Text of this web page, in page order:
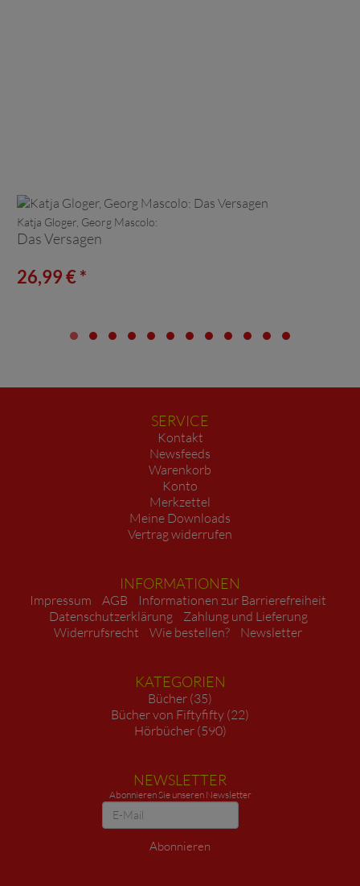
Katja Gloger, Georg Mascolo:
Das Versagen
26,99 € *
SERVICE
Kontakt
Newsfeeds
Warenkorb
Konto
Merkzettel
Meine Downloads
Vertrag widerrufen
INFORMATIONEN
Impressum AGB
Informationen zur Barrierefreiheit
Datenschutzerklärung
Zahlung und Lieferung
Widerrufsrecht
Wie bestellen? Newsletter
KATEGORIEN
Bücher (35)
Bücher von Fiftyfifty (22)
Hörbücher (590)
NEWSLETTER
Abonnieren Sie unseren Newsletter
Newsletter
Abonnieren